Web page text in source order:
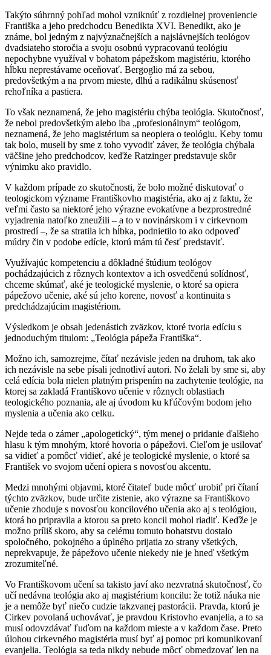
Takýto súhrnný pohľad mohol vzniknúť z rozdielnej proveniencie
Františka a jeho predchodcu Benedikta XVI. Benedikt, ako je
známe, bol jedným z najvýznačnejších a najslávnejších teológov
dvadsiateho storočia a svoju osobnú vypracovanú teológiu
nepochybne využíval v bohatom pápežskom magistériu, ktorého
hĺbku neprestávame oceňovať. Bergoglio má za sebou,
predovšetkým a na prvom mieste, dlhú a radikálnu skúsenosť
rehoľníka a pastiera.
To však neznamená, že jeho magistériu chýba teológia. Skutočnosť,
že nebol predovšetkým alebo iba „profesionálnym“ teológom,
neznamená, že jeho magistérium sa neopiera o teológiu. Keby tomu
tak bolo, museli by sme z toho vyvodiť záver, že teológia chýbala
väčšine jeho predchodcov, keďže Ratzinger predstavuje skôr
výnimku ako pravidlo.
V každom prípade zo skutočnosti, že bolo možné diskutovať o
teologickom význame Františkovho magistéria, ako aj z faktu, že
veľmi často sa niektoré jeho výrazne evokatívne a bezprostredné
vyjadrenia natoľko zneužili – a to v novinárskom i v cirkevnom
prostredí –, že sa stratila ich hĺbka, podnietilo to ako odpoveď
múdry čin v podobe edície, ktorú mám tú česť predstaviť.
Využívajúc kompetenciu a dôkladné štúdium teológov
pochádzajúcich z rôznych kontextov a ich osvedčenú solídnosť,
chceme skúmať, aké je teologické myslenie, o ktoré sa opiera
pápežovo učenie, aké sú jeho korene, novosť a kontinuita s
predchádzajúcim magistériom.
Výsledkom je obsah jedenástich zväzkov, ktoré tvoria edíciu s
jednoduchým titulom: „Teológia pápeža Františka“.
Možno ich, samozrejme, čítať nezávisle jeden na druhom, tak ako
ich nezávisle na sebe písali jednotliví autori. No želali by sme si, aby
celá edícia bola nielen platným prispením na zachytenie teológie, na
ktorej sa zakladá Františkovo učenie v rôznych oblastiach
teologického poznania, ale aj úvodom ku kľúčovým bodom jeho
myslenia a učenia ako celku.
Nejde teda o zámer „apologetický“, tým menej o pridanie ďalšieho
hlasu k tým mnohým, ktoré hovoria o pápežovi. Cieľom je usilovať
sa vidieť a pomôcť vidieť, aké je teologické myslenie, o ktoré sa
František vo svojom učení opiera s novosťou akcentu.
Medzi mnohými objavmi, ktoré čitateľ bude môcť urobiť pri čítaní
týchto zväzkov, bude určite zistenie, ako výrazne sa Františkovo
učenie zhoduje s novosťou koncilového učenia ako aj s teológiou,
ktorá ho pripravila a ktorou sa preto koncil mohol riadiť. Keďže je
možno príliš skoro, aby sa celému tomuto bohatstvu dostalo
spoločného, pokojného a úplného prijatia zo strany všetkých,
neprekvapuje, že pápežovo učenie niekedy nie je hneď všetkým
zrozumiteľné.
Vo Františkovom učení sa takisto javí ako nezvratná skutočnosť, čo
učí nedávna teológia ako aj magistérium koncilu: že totiž náuka nie
je a nemôže byť niečo cudzie takzvanej pastorácii. Pravda, ktorú je
Cirkev povolaná uchovávať, je pravdou Kristovho evanjelia, a to sa
musí odovzdávať ľuďom na každom mieste a v každom čase. Preto
úlohou cirkevného magistéria musí byť aj pomoc pri komunikovaní
evanjelia. Teológia sa teda nikdy nebude môcť obmedzovať len na